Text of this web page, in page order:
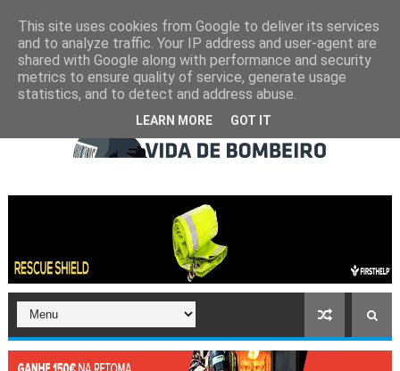
This site uses cookies from Google to deliver its services
and to analyze traffic. Your IP address and user-agent are
shared with Google along with performance and security
metrics to ensure quality of service, generate usage
statistics, and to detect and address abuse.
LEARN MORE GOT IT